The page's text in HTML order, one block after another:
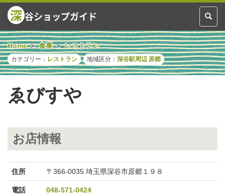
Toggle
深 谷ショップガイド
Home 食事 レストラン
カテゴリー： レストラン 地域区分： 深谷駅周辺 原郷
ゑびすや
お店情報
住所 〒366-0035 埼玉県深谷市原郷１９８
電話 048-571-0424